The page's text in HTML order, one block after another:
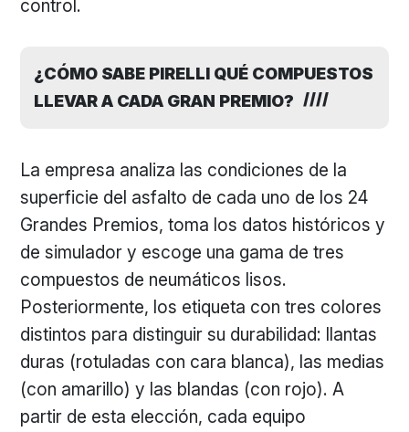
control.
¿CÓMO SABE PIRELLI QUÉ COMPUESTOS
LLEVAR A CADA GRAN PREMIO?
La empresa analiza las condiciones de la
superficie del asfalto de cada uno de los 24
Grandes Premios, toma los datos históricos y
de simulador y escoge una gama de tres
compuestos de neumáticos lisos.
Posteriormente, los etiqueta con tres colores
distintos para distinguir su durabilidad: llantas
duras (rotuladas con cara blanca), las medias
(con amarillo) y las blandas (con rojo). A
partir de esta elección, cada equipo